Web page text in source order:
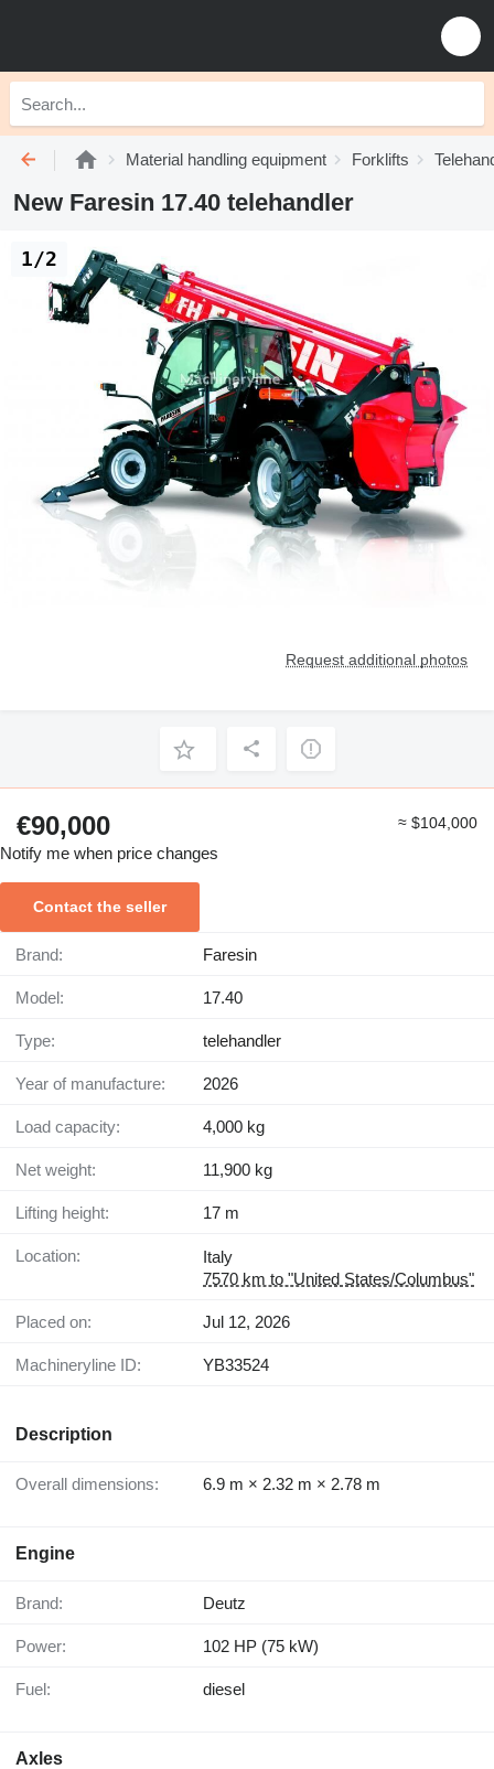
Material handling equipment Forklifts
New Faresin 17.40 telehandler
Request additional photos
1/2
€90,000 ≈ $104,000
Notify me when price changes
Contact the seller
Brand: Faresin
Model: 17.40
Type: telehandler
Year of manufacture: 2026
Load capacity: 4,000 kg
Net weight: 11,900 kg
Lifting height: 17 m
Location:
Italy
7570 km to "United States/Columbus"
Placed on: Jul 12, 2026
Machineryline ID: YB33524
Description
Overall dimensions: 6.9 m × 2.32 m × 2.78 m
Engine
Brand: Deutz
Power: 102 HP (75 kW)
Fuel: diesel
Axles